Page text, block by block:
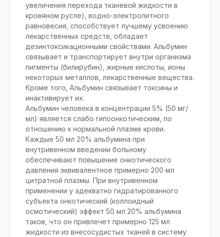
увеличения перехода тканевой жидкости в
кровяном русле), водно-электролитного
равновесия, способствует лучшему усвоению
лекарственных средств, обладает
дезинтоксикационными свойствами. Альбумин
связывает и транспортирует внутри организма
пигменты (билирубин), жирные кислоты, ионы
некоторых металлов, лекарственные вещества.
Кроме того, Альбумин связывает токсины и
инактивирует их.
Альбумин человека в концентрации 5% (50 мг/
мл) является слабо гипоонкотическим, по
отношению к нормальной плазме крови.
Каждые 50 мл 20% альбумина при
внутривенном введении больному
обеспечивают повышение онкотического
давления эквивалентное примерно 200 мл
цитратной плазмы. При внутривенном
применении у адекватно гидратированного
субъекта онкотический (коллоидный
осмотический) эффект 50 мл 20% альбумина
таков, что он привлечет примерно 125 мл
жидкости из внесосудистых тканей в систему